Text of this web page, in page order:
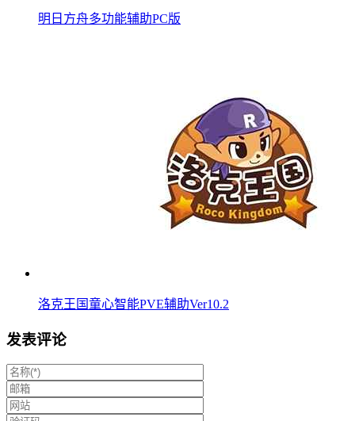
明日方舟多功能辅助PC版
洛克王国童心智能PVE辅助Ver10.2
发表评论